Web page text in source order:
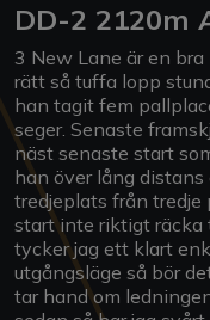
DD-2 2120m
3 New Lane är en
rätt så tuffa lopp
han tagit fem
seger. Senaste
näst senaste start
han över lång
tredjeplats från
start inte riktigt räcka
tycker jag ett klart
utgångsläge så bör
tar hand om